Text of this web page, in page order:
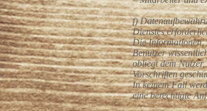
f)
Dienstes
Die Informationen,
Benutzer
obliegt dem
Vorschriften
In keinem Fall
eine berechtigte